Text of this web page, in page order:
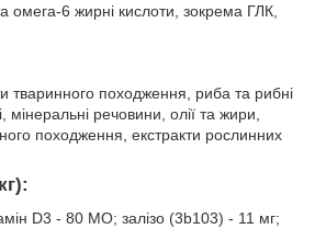
омега-6 жирні кислоти, зокрема ГЛК,
тваринного походження, риба та рибні
мінеральні речовини, олії та жири,
походження, екстракти рослинних
D3 - 80 MO; залiзо (3b103) - 11 мг;